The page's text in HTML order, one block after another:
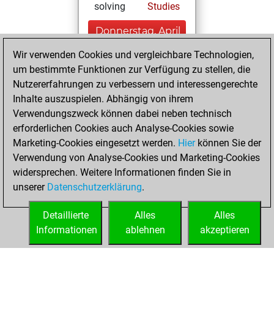
solving
Studies
Donnerstag, April
You achieved a
BeautyScore of 18
Fritz
achieved a new Elo
of 1592
You created
your Fritz account
You created
your Studies account
Studies
Wir verwenden Cookies und vergleichbare Technologien,
um bestimmte Funktionen zur Verfügung zu stellen, die
Nutzererfahrungen zu verbessern und interessengerechte
Inhalte auszuspielen. Abhängig von ihrem
Verwendungszweck können dabei neben technisch
erforderlichen Cookies auch Analyse-Cookies sowie
Marketing-Cookies eingesetzt werden. Hierkönnen Sie der
Verwendung von Analyse-Cookies und Marketing-Cookies
widersprechen. Weitere Informationen finden Sie in
unserer Datenschutzerklärung.
Alles
akzeptieren
Alles
ablehnen
Detaillierte
Informationen